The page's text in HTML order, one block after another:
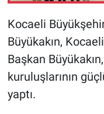
Kocaeli
Büyükakın,
Başkan
kuruluşlarının
yaptı.